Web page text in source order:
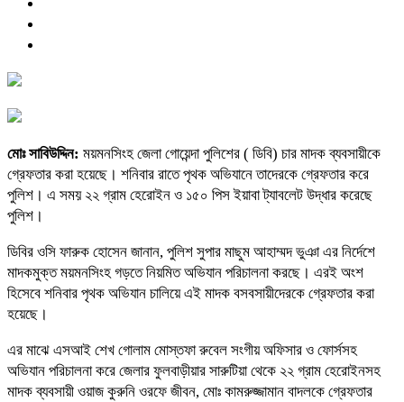
মোঃ সাবিউদ্দিন: ময়মনসিংহ জেলা গোয়েন্দা পুলিশের ( ডিবি) চার মাদক ব্যবসায়ীকে
গ্রেফতার করা হয়েছে। শনিবার রাতে পৃথক অভিযানে তাদেরকে গ্রেফতার করে
পুলিশ। এ সময় ২২ গ্রাম হেরোইন ও ১৫০ পিস ইয়াবা ট্যাবলেট উদ্ধার করেছে
পুলিশ।
ডিবির ওসি ফারুক হোসেন জানান, পুলিশ সুপার মাছুম আহাম্মদ ভুঞা এর নির্দেশে
মাদকমুক্ত ময়মনসিংহ গড়তে নিয়মিত অভিযান পরিচালনা করছে। এরই অংশ
হিসেবে শনিবার পৃথক অভিযান চালিয়ে এই মাদক বসবসায়ীদেরকে গ্রেফতার করা
হয়েছে।
এর মাঝে এসআই শেখ গোলাম মোস্তফা রুবেল সংগীয় অফিসার ও ফোর্সসহ
অভিযান পরিচালনা করে জেলার ফুলবাড়ীয়ার সারুটিয়া থেকে ২২ গ্রাম হেরোইনসহ
মাদক ব্যবসায়ী ওয়াজ কুরুনি ওরফে জীবন, মোঃ কামরুজ্জামান বাদলকে গ্রেফতার